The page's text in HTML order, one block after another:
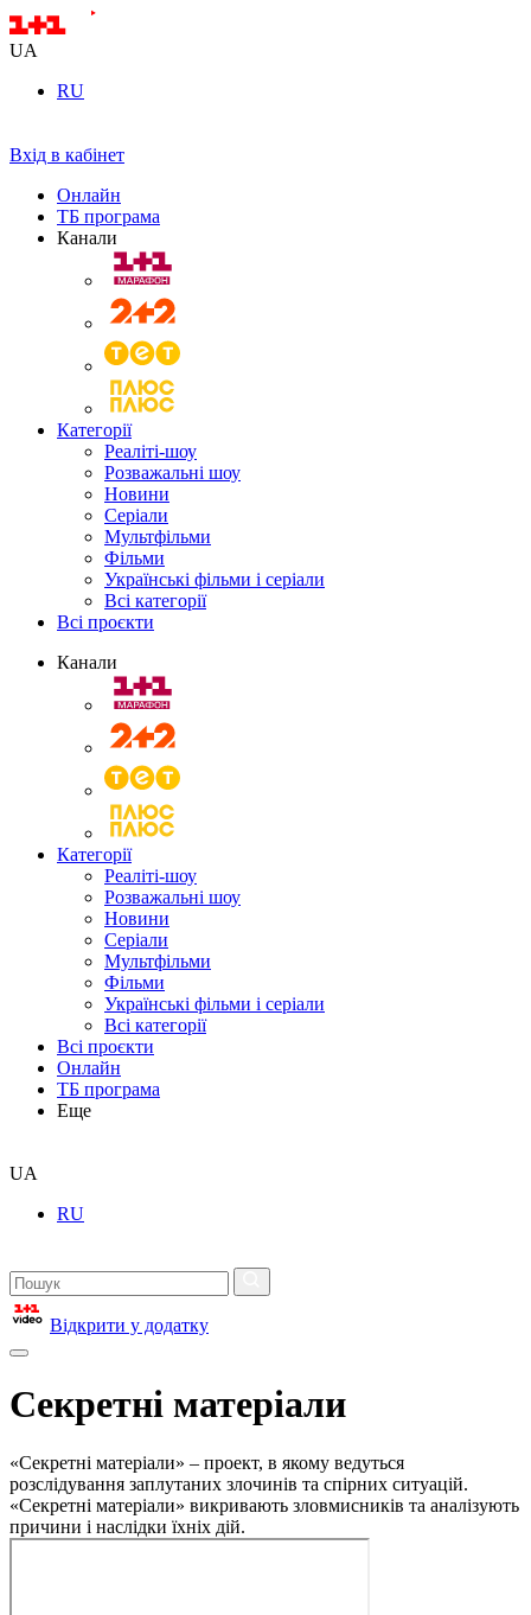
UA
RU
Вхід в кабінет
Онлайн
ТБ програма
Канали
Категорії
Реаліті-шоу
Розважальні шоу
Новини
Серіали
Мультфільми
Фільми
Українські фільми і серіали
Всі категорії
Всі проєкти
Канали
Категорії
Реаліті-шоу
Розважальні шоу
Новини
Серіали
Мультфільми
Фільми
Українські фільми і серіали
Всі категорії
Всі проєкти
Онлайн
ТБ програма
Еще
UA
RU
Відкрити у додатку
Секретні матеріали
«Секретні матеріали» – проект, в якому ведуться
розслідування заплутаних злочинів та спірних ситуацій.
«Секретні матеріали» викривають зловмисників та аналізують
причини і наслідки їхніх дій.